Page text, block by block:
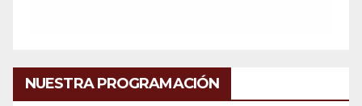
NUESTRA PROGRAMACIÓN